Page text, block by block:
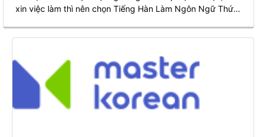
xin việc làm thì nên chọn Tiếng Hàn Làm Ngôn Ngữ Thứ